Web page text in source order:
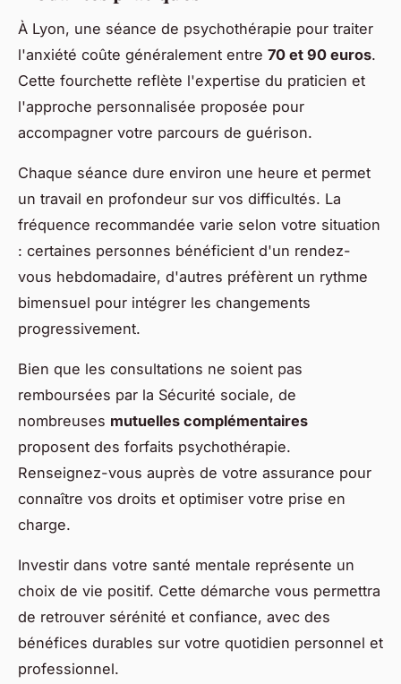
À Lyon, une séance de psychothérapie pour traiter
l'anxiété coûte généralement entre 70 et 90 euros.
Cette fourchette reflète l'expertise du praticien et
l'approche personnalisée proposée pour
accompagner votre parcours de guérison.
Chaque séance dure environ une heure et permet
un travail en profondeur sur vos difficultés. La
fréquence recommandée varie selon votre situation
: certaines personnes bénéficient d'un rendez-
vous hebdomadaire, d'autres préfèrent un rythme
bimensuel pour intégrer les changements
progressivement.
Bien que les consultations ne soient pas
remboursées par la Sécurité sociale, de
nombreuses mutuelles complémentaires
proposent des forfaits psychothérapie.
Renseignez-vous auprès de votre assurance pour
connaître vos droits et optimiser votre prise en
charge.
Investir dans votre santé mentale représente un
choix de vie positif. Cette démarche vous permettra
de retrouver sérénité et confiance, avec des
bénéfices durables sur votre quotidien personnel et
professionnel.